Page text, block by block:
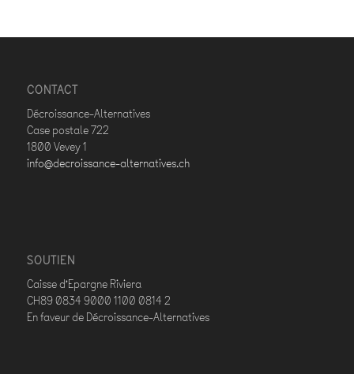
CONTACT
Décroissance-Alternatives
Case postale 722
1800 Vevey 1
info@decroissance-alternatives.ch
SOUTIEN
Caisse d’Epargne Riviera
CH89 0834 9000 1100 0814 2
En faveur de Décroissance-Alternatives